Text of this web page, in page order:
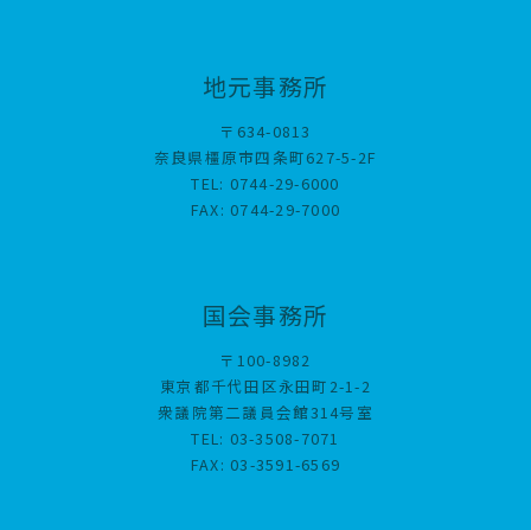
地元事務所
〒634-0813
奈良県橿原市四条町627-5-2F
TEL: 0744-29-6000
FAX: 0744-29-7000
国会事務所
〒100-8982
東京都千代田区永田町2-1-2
衆議院第二議員会館314号室
TEL: 03-3508-7071
FAX: 03-3591-6569